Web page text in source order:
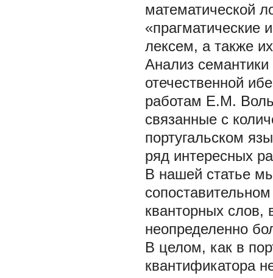
математической
«прагматические
лексем, а также
Анализ
отечественной
работам Е.М.
связанные с
португальском
ряд интересных
В нашей статье
кванторных слов,
неопределенно
В целом, как в
квантификатора